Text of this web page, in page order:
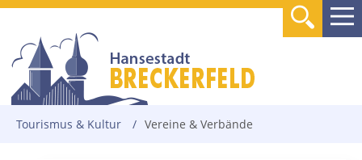
Tourismus & Kultur / Vereine & Verbände